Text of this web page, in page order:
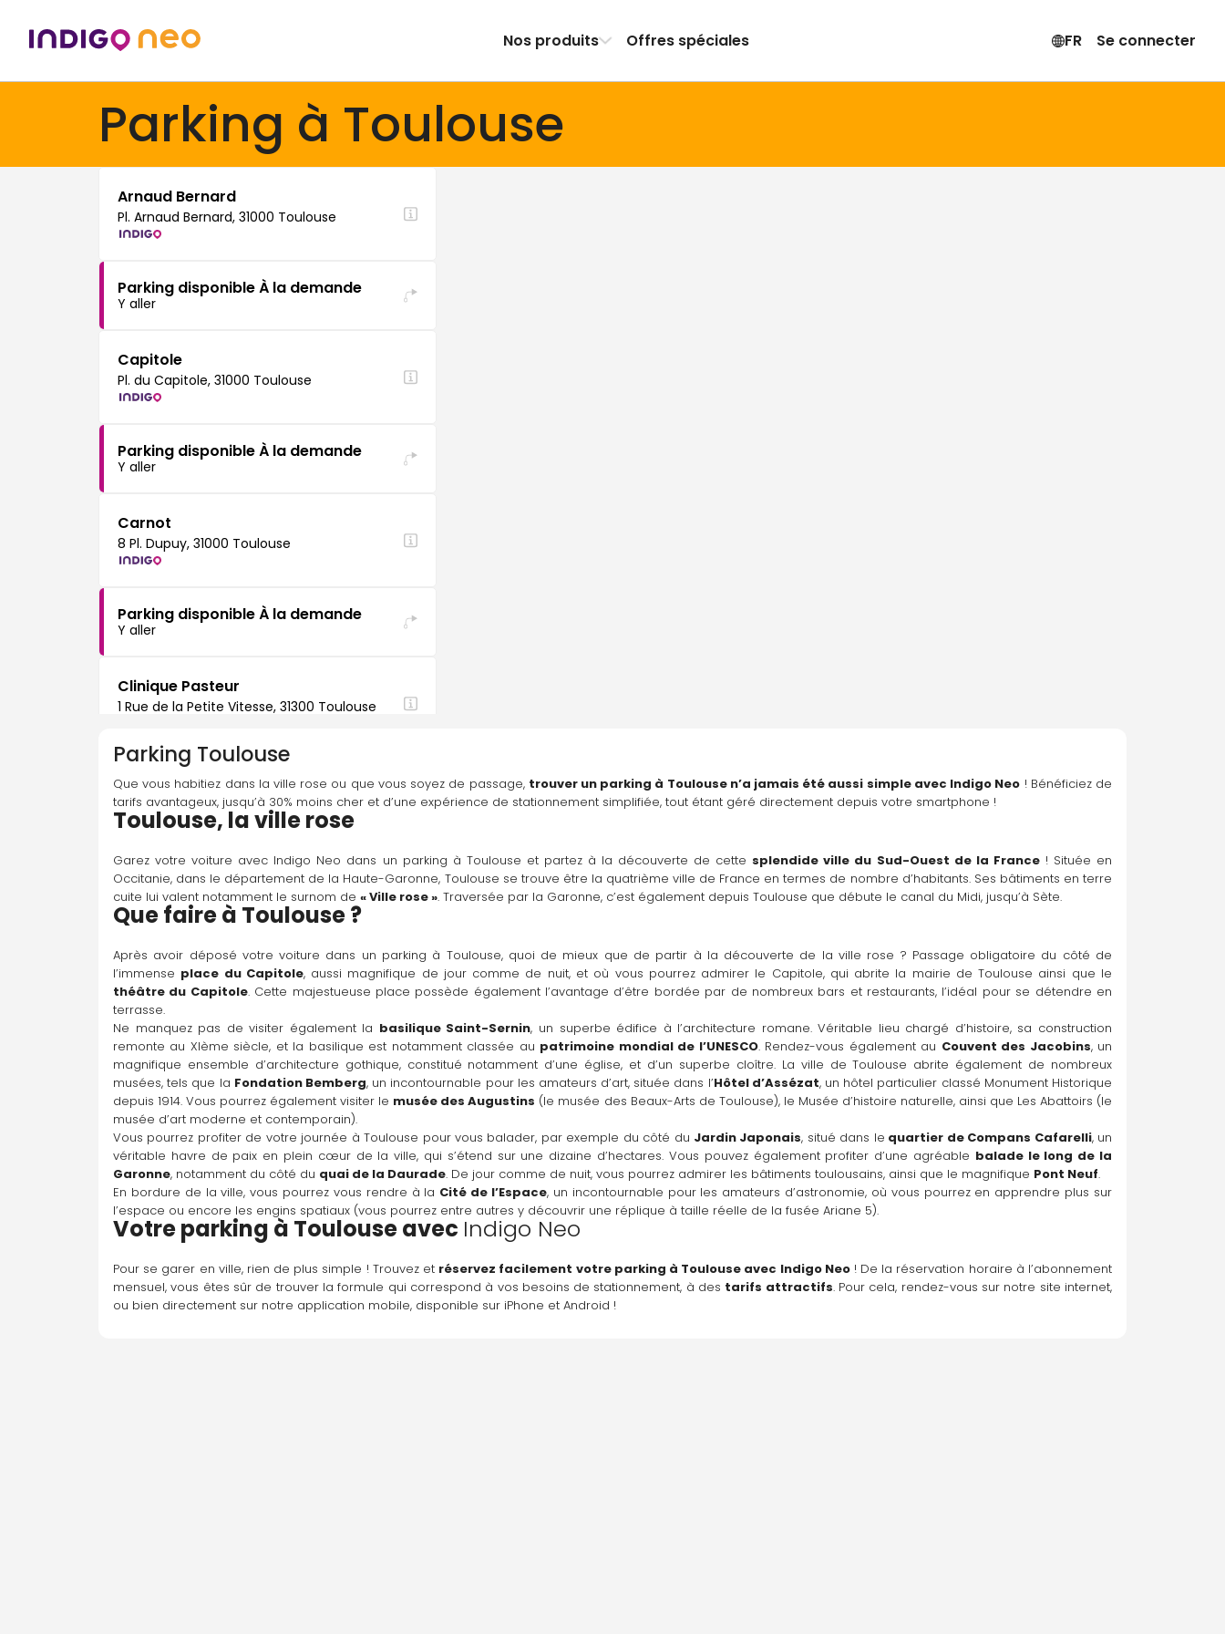
Nos produits Offres spéciales FR Se connecter
Parking à Toulouse
Arnaud Bernard
Pl. Arnaud Bernard, 31000 Toulouse
Parking disponible À la demande
Y aller
Capitole
Pl. du Capitole, 31000 Toulouse
Parking disponible À la demande
Y aller
Carnot
8 Pl. Dupuy, 31000 Toulouse
Parking disponible À la demande
Y aller
Clinique Pasteur
1 Rue de la Petite Vitesse, 31300 Toulouse
Parking disponible À la demande
Y aller
14 Pl. Etienne Esquirol, 31000 Toulouse
Y aller
Gare - Marengo
2 Bd de Marengo, 31500 Toulouse
Parking disponible À la demande
Y aller
Jean Jaurès
16 All. Jean Jaurès, 31000 Toulouse
Parking disponible À la demande
Y aller
Parking Toulouse
Que vous habitiez dans la ville rose ou que vous soyez de passage, trouver un parking à Toulouse n’a jamais été aussi simple avec Indigo Neo ! Bénéficiez de
tarifs avantageux, jusqu’à 30% moins cher et d’une expérience de stationnement simplifiée, tout étant géré directement depuis votre smartphone !
Toulouse, la ville rose
Garez votre voiture avec Indigo Neo dans un parking à Toulouse et partez à la découverte de cette splendide ville du Sud-Ouest de la France ! Située en
Occitanie, dans le département de la Haute-Garonne, Toulouse se trouve être la quatrième ville de France en termes de nombre d’habitants. Ses bâtiments en terre
cuite lui valent notamment le surnom de « Ville rose ». Traversée par la Garonne, c’est également depuis Toulouse que débute le canal du Midi, jusqu’à Sète.
Que faire à Toulouse ?
Après avoir déposé votre voiture dans un parking à Toulouse, quoi de mieux que de partir à la découverte de la ville rose ? Passage obligatoire du côté de
l’immense place du Capitole
théâtre du Capitole. Cette majestueuse place possède également l’avantage d’être bordée par de nombreux bars et restaurants, l’idéal pour se détendre en
terrasse.
Ne manquez pas de visiter également la basilique Saint-Sernin, un superbe édifice à l’architecture romane. Véritable lieu chargé d’histoire, sa construction
remonte au XIème siècle, et la basilique est notamment classée au patrimoine mondial de l’UNESCO. Rendez-vous également au Couvent des Jacobins, un
magnifique ensemble d’architecture gothique, constitué notamment d’une église, et d’un superbe cloître. La ville de Toulouse abrite également de nombreux
musées, tels que la Fondation Bemberg, un incontournable pour les amateurs d’art, située dans l’Hôtel d’Assézat, un hôtel particulier classé Monument Historique
depuis 1914. Vous pourrez également visiter le musée des Augustins (le musée des Beaux-Arts de Toulouse), le Musée d’histoire naturelle, ainsi que Les Abattoirs (le
musée d’art moderne et contemporain).
Vous pourrez profiter de votre journée à Toulouse pour vous balader, par exemple du côté du Jardin Japonais, situé dans le quartier de Compans Cafarelli, un
véritable havre de paix en plein cœur de la ville, qui s’étend sur une dizaine d’hectares. Vous pouvez également profiter d’une agréable balade le long de la
Garonne, notamment du côté du quai de la Daurade. De jour comme de nuit, vous pourrez admirer les bâtiments toulousains, ainsi que le magnifique Pont Neuf.
En bordure de la ville, vous pourrez vous rendre à la Cité de l’Espace, un incontournable pour les amateurs d’astronomie, où vous pourrez en apprendre plus sur
l’espace ou encore les engins spatiaux (vous pourrez entre autres y découvrir une réplique à taille réelle de la fusée Ariane 5).
Votre parking à Toulouse avec Indigo Neo
Pour se garer en ville, rien de plus simple ! Trouvez et réservez facilement votre parking à Toulouse avec Indigo Neo ! De la réservation horaire à l’abonnement
mensuel, vous êtes sûr de trouver la formule qui correspond à vos besoins de stationnement, à des tarifs attractifs. Pour cela, rendez-vous sur notre site internet,
ou bien directement sur notre application mobile, disponible sur iPhone et Android !